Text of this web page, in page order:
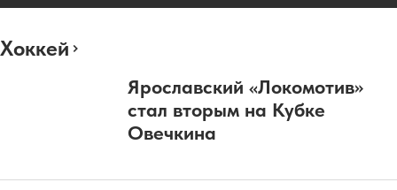
Хоккей
Ярославский «Локомотив»
стал вторым на Кубке
Овечкина